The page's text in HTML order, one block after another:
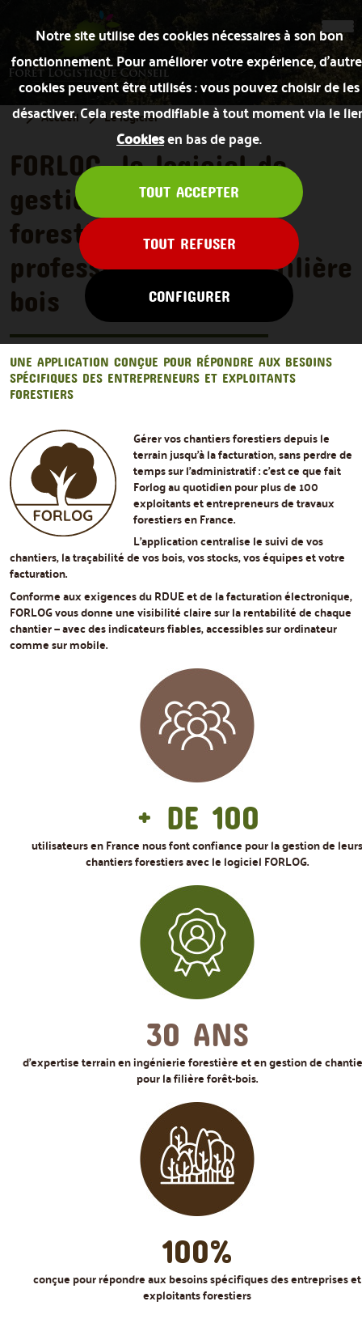
Notre site utilise des cookies nécessaires à son bon
fonctionnement. Pour améliorer votre expérience,
cookies peuvent être utilisés : vous pouvez choisir de les
désactiver. Cela reste modifiable à tout moment via le
Cookiesen bas de page.
TOUT ACCEPTER
TOUT REFUSER
CONFIGURER
Accueil Le logiciel
FORLOG, le logiciel de
gestion de chantiers
forestiers dédié aux
professionnels de la filière
bois
UNE APPLICATION CONÇUE POUR RÉPONDRE AUX BESOINS
SPÉCIFIQUES DES ENTREPRENEURS ET EXPLOITANTS
FORESTIERS
Gérer vos chantiers forestiers depuis le
terrain jusqu'à la facturation, sans perdre de
temps sur l'administratif : c'est ce que fait
Forlog au quotidien pour plus de 100
exploitants et entrepreneurs de travaux
forestiers en France.
L'application centralise le suivi de vos
chantiers, la traçabilité de vos bois, vos stocks, vos équipes et votre
facturation.
Conforme aux exigences du RDUE et de la facturation électronique,
FORLOG vous donne une visibilité claire sur la rentabilité de chaque
chantier — avec des indicateurs fiables, accessibles sur ordinateur
comme sur mobile.
+ DE 100
utilisateurs en France nous font confiance pour la gestion de leurs
chantiers forestiers avec le logiciel FORLOG.
30 ANS
d'expertise terrain en ingénierie forestière et en gestion de
pour la filière forêt-bois.
100%
conçue pour répondre aux besoins spécifiques des entreprises et
exploitants forestiers